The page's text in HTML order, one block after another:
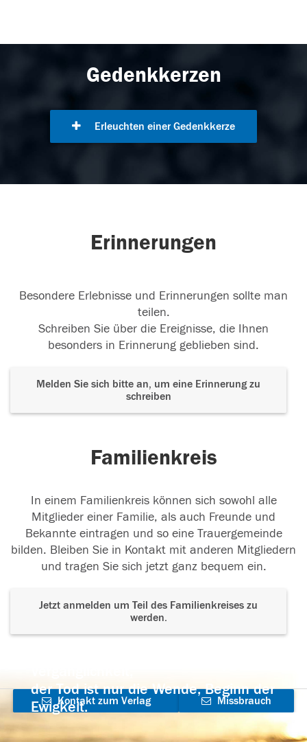
Gedenkkerzen
Erleuchten einer Gedenkkerze
Erinnerungen
Besondere Erlebnisse und Erinnerungen sollte man
teilen.
Schreiben Sie über die Ereignisse, die Ihnen
besonders in Erinnerung geblieben sind.
Melden Sie sich bitte an, um eine Erinnerung zu
schreiben
Familienkreis
In einem Familienkreis können sich sowohl alle
Mitglieder einer Familie, als auch Freunde und
Bekannte eintragen und so eine Trauergemeinde
bilden. Bleiben Sie in Kontakt mit anderen Mitgliedern
und tragen Sie sich jetzt ganz bequem ein.
Jetzt anmelden um Teil des Familienkreises zu
werden.
der Tod ist nur die Wende, Beginn der
Ewigkeit.
Kontakt zum Verlag
aufnehmen
Missbrauch